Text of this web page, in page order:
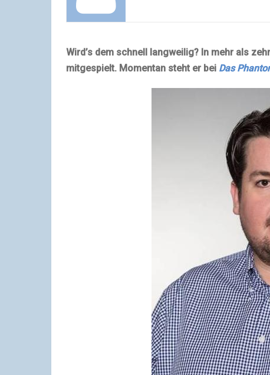
Wird’s dem schnell langweilig? In mehr als
mitgespielt. Momentan steht er bei Das